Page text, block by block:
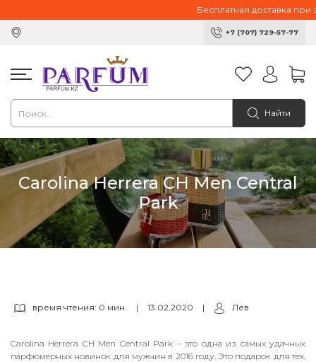
Бесплатная доставка при
+7 (707) 729-57-77
Найти
Carolina Herrera CH Men Central
Park
время чтения: 0 мин. | 13.02.2020 | Лев
Carolina Herrera CH Men Central Park – это одна из самых удачных
парфюмерных новинок для мужчин в 2016 году. Это подарок для тех,